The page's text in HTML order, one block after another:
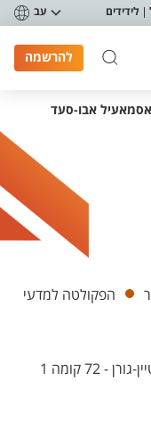
לידידים עב
להרשמה
אסמאעיל אבו-סעד
הפקולטה למדעי
בניין הפקולטה למדה"ר ע"ש צוקר-גולדשטיין-גורן - 72 קומה 1